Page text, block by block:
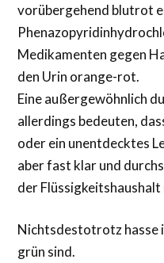
vorübergehend blutrot
Medikamenten gegen
den Urin orange-rot.
Eine außergewöhnlich
allerdings bedeuten,
oder ein unentdecktes
aber fast klar und
der
Nichtsdestotrotz hasse
grün sind.